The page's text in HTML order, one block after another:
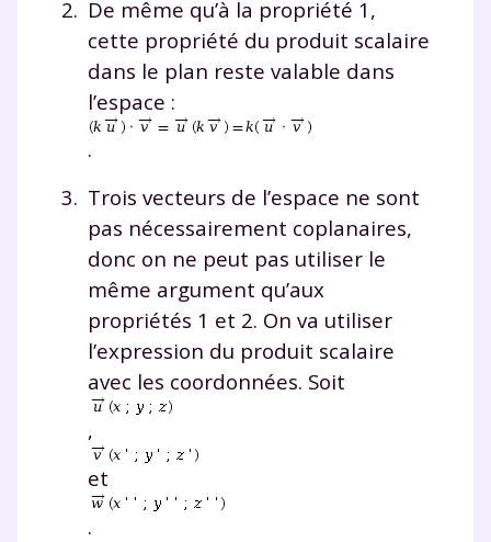
De même qu’à la propriété 1,
cette propriété du produit scalaire
dans le plan reste valable dans
l’espace :
.
Trois vecteurs de l’espace ne sont
pas nécessairement coplanaires,
donc on ne peut pas utiliser le
même argument qu’aux
propriétés 1 et 2. On va utiliser
l’expression du produit scalaire
avec les coordonnées. Soit
,
et
.